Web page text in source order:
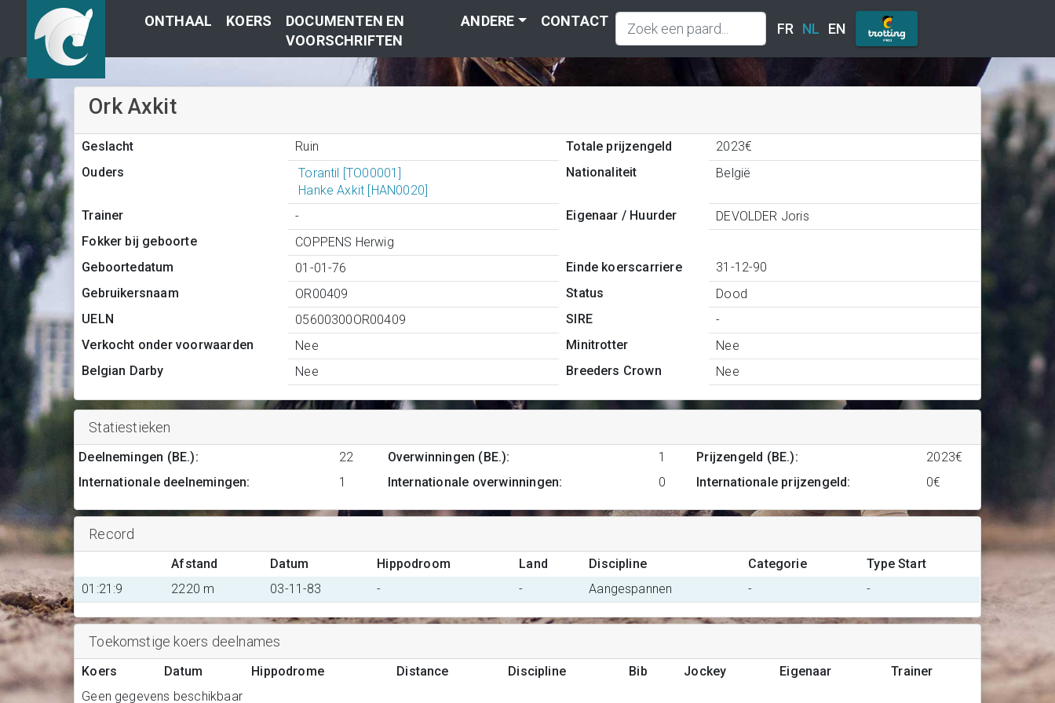
ONTHAAL KOERS
DOCUMENTEN EN
VOORSCHRIFTEN
ANDERE CONTACT FR NL EN
Ork Axkit
Geslacht Ruin Totale prijzengeld
2023€
Ouders
Torantil [TO00001]
Hanke Axkit [HAN0020]
Nationaliteit België
Trainer - Eigenaar / Huurder
DEVOLDER Joris
Fokker bij geboorte
COPPENS Herwig
Geboortedatum
01-01-76 Einde koerscarriere
31-12-90
Gebruikersnaam
OR00409 Status
Dood
UELN
05600300OR00409 SIRE
-
Verkocht onder voorwaarden
Nee Minitrotter
Nee
Belgian Darby
Nee Breeders Crown Nee
Statiestieken
Deelnemingen (BE.):
22
Internationale deelnemingen: 1
Overwinningen (BE.):
1
Internationale overwinningen: 0
Prijzengeld (BE.):
2023€
Internationale prijzengeld: 0€
Record
Afstand Datum Hippodroom Land Discipline Categorie
Type Start
01:21:9
2220 m 03-11-83 - - Aangespannen - -
Toekomstige koers deelnames
Koers Datum Hippodrome Distance Discipline Bib Jockey Eigenaar
Trainer
Geen gegevens beschikbaar